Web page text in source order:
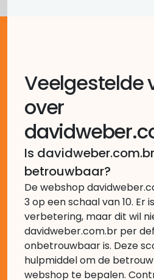
Veelgestelde
over
Is davidweber.com.br
betrouwbaar?
De webshop
3 op een schaal van 10. Er
verbetering, maar dit wil
davidweber.com.br per
onbetrouwbaar is. Deze
hulpmiddel om de
webshop te bepalen.